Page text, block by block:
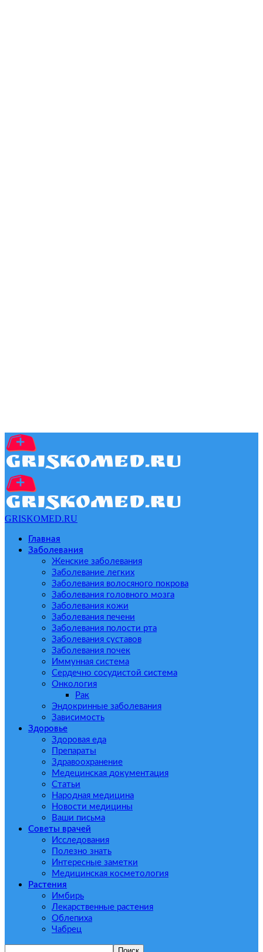
GRISKOMED.RU
Главная
Заболевания
Женские заболевания
Заболевание легких
Заболевания волосяного покрова
Заболевания головного мозга
Заболевания кожи
Заболевания печени
Заболевания полости рта
Заболевания суставов
Заболевания почек
Иммунная система
Сердечно сосудистой система
Онкология
Рак
Эндокринные заболевания
Зависимость
Здоровье
Здоровая еда
Препараты
Здравоохранение
Медецинская документация
Статьи
Народная медицина
Новости медицины
Ваши письма
Советы врачей
Исследования
Полезно знать
Интересные заметки
Медицинская косметология
Растения
Имбирь
Лекарственные растения
Облепиха
Чабрец